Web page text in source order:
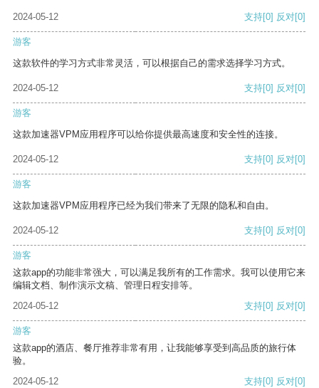
2024-05-12 支持[0] 反对[0]
游客
这款软件的学习方式非常灵活，可以根据自己的需求选择学习方式。
2024-05-12 支持[0] 反对[0]
游客
这款加速器VPM应用程序可以给你提供最高速度和安全性的连接。
2024-05-12 支持[0] 反对[0]
游客
这款加速器VPM应用程序已经为我们带来了无限的隐私和自由。
2024-05-12 支持[0] 反对[0]
游客
这款app的功能非常强大，可以满足我所有的工作需求。我可以使用它来
编辑文档、制作演示文稿、管理日程安排等。
2024-05-12
支持[0] 反对[0]
游客
这款app的酒店、餐厅推荐非常有用，让我能够享受到高品质的旅行体
验。
2024-05-12
支持[0] 反对[0]